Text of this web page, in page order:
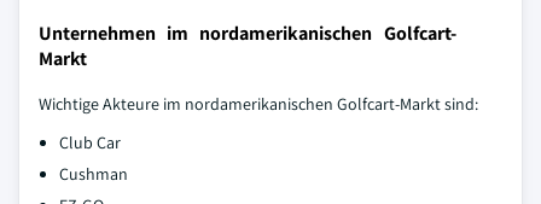
Unternehmen im nordamerikanischen Golfcart-
Markt
Wichtige Akteure im nordamerikanischen Golfcart-Markt sind:
Club Car
Cushman